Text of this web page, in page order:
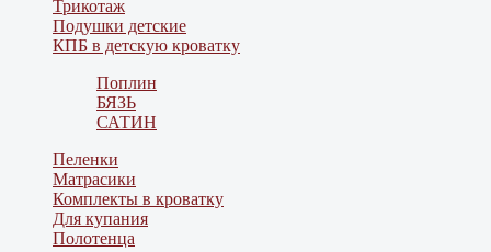
Трикотаж
Подушки детские
КПБ в детскую кроватку
Поплин
БЯЗЬ
САТИН
Пеленки
Матрасики
Комплекты в кроватку
Для купания
Полотенца